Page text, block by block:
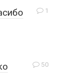
1
50